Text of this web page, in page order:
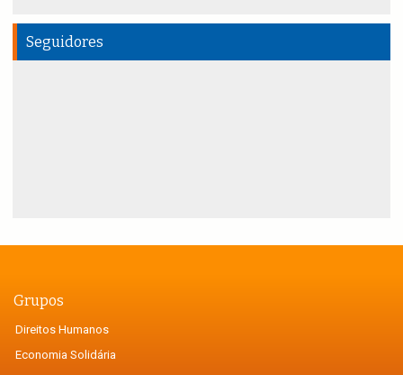
Seguidores
Grupos
Direitos Humanos
Economia Solidária